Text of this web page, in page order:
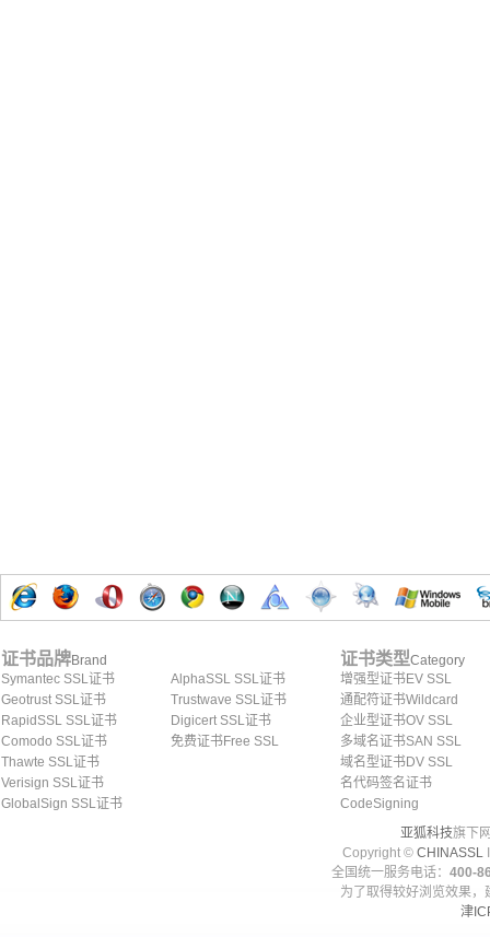
证书品牌Brand
Symantec SSL证书
Geotrust SSL证书
RapidSSL SSL证书
Comodo SSL证书
Thawte SSL证书
Verisign SSL证书
GlobalSign SSL证书
AlphaSSL SSL证书
Trustwave SSL证书
Digicert SSL证书
免费证书Free SSL
证书类型Category
增强型证书EV SSL
通配符证书Wildcard
企业型证书OV SSL
多域名证书SAN SSL
域名型证书DV SSL
名代码签名证书
CodeSigning
亚狐科技旗下
Copyright © CHINASSL
全国统一服务电话： 400-
为了取得较好浏览效果
津